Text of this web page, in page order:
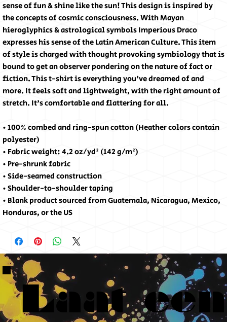
sense of fun & shine like the sun! This design is inspired by
the concepts of cosmic consciousness. With Mayan
hieroglyphics & astrological symbols Imperious Draco
expresses his sense of the Latin American Culture. This item
of style is charged with thought provoking symbiology that is
bound to get an observer pondering on the nature of fact or
fiction. This t-shirt is everything you've dreamed of and
more. It feels soft and lightweight, with the right amount of
stretch. It's comfortable and flattering for all.
• 100% combed and ring-spun cotton (Heather colors contain
polyester)
• Fabric weight: 4.2 oz/yd² (142 g/m²)
• Pre-shrunk fabric
• Side-seamed construction
• Shoulder-to-shoulder taping
• Blank product sourced from Guatemala, Nicaragua, Mexico,
Honduras, or the US
Laat een